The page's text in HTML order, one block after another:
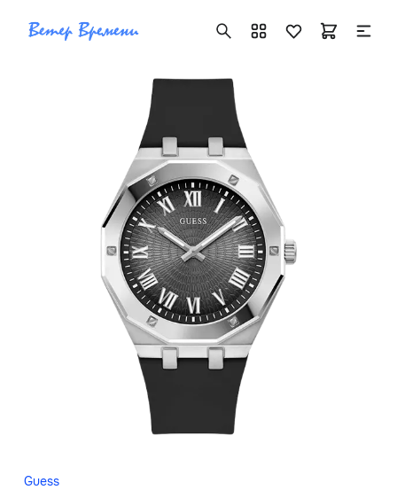
Guess
+7 ( 705 ) 181-42-50
info@vetervremeni.kz
Авторизация
Каталог
Мужские часы
Женские часы
Скидки